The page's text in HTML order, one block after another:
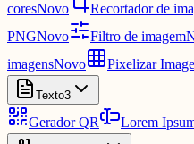
coresNovo Recortador de
PNGNovo Filtro de imagem
imagensNovo Pixelizar
Texto3
Gerador QR Lorem